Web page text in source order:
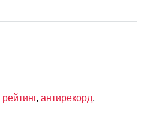
рейтинг, антирекорд,